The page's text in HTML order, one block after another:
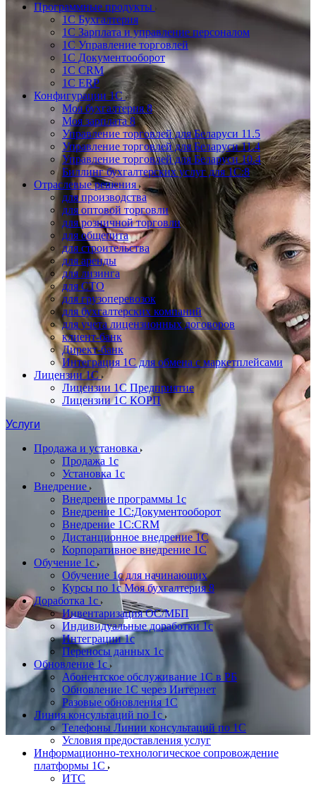
Программные продукты
1С Бухгалтерия
1С Зарплата и управление персоналом
1С Управление торговлей
1С Документооборот
1С CRM
1С ERP
Конфигурации 1С
Моя бухгалтерия 8
Моя зарплата 8
Управление торговлей для Беларуси 11.5
Управление торговлей для Беларуси 11.4
Управление торговлей для Беларуси 10.4
Биллинг бухгалтерских услуг для 1С:8
Отраслевые решения
для производства
для оптовой торговли
для розничной торговли
для общепита
для строительства
для аренды
для лизинга
для СТО
для грузоперевозок
для бухгалтерских компаний
для учета лицензионных договоров
клиент-банк
Директ-банк
Интеграция 1C для обмена с маркетплейсами
Лицензии 1С
Лицензии 1С Предприятие
Лицензии 1С КОРП
Услуги
Продажа и установка
Продажа 1с
Установка 1с
Внедрение
Внедрение программы 1с
Внедрение 1С:Документооборот
Внедрение 1С:CRM
Дистанционное внедрение 1С
Корпоративное внедрение 1С
Обучение 1с
Обучение 1с для начинающих
Курсы по 1с Моя бухгалтерия 8
Доработка 1с
Инвентаризация ОС/МБП
Индивидуальные доработки 1с
Интеграции 1с
Переносы данных 1с
Обновление 1с
Абонентское обслуживание 1С в РБ
Обновление 1С через Интернет
Разовые обновления 1С
Линия консультаций по 1с
Телефоны Линии консультаций по 1С
Условия предоставления услуг
Информационно-технологическое сопровождение
платформы 1С
ИТС